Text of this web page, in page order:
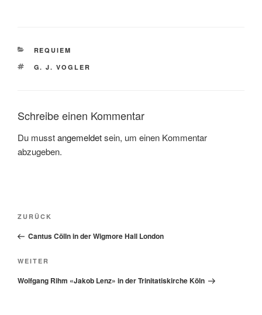
KATEGORIEN
REQUIEM
SCHLAGWÖRTER
G. J. VOGLER
Schreibe einen Kommentar
Du musstangemeldetsein, um einen Kommentar
abzugeben.
Beitragsnavigation
Vorheriger
Beitrag
ZURÜCK
Cantus Cölln in der Wigmore Hall London
Nächster
Beitrag
WEITER
Wolfgang Rihm «Jakob Lenz» in der Trinitatiskirche Köln